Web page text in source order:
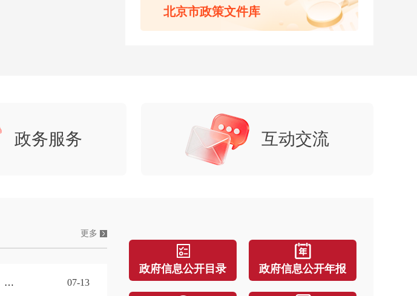
展示为中国企业“走出去”提供支撑的专业力量 服贸会首设出海服务推
上半年483家特色首店密集落地 520余场首发首秀首展首演轮番上演 首
北京市政策文件库
政务服务 互动交流
更多
07-13 北京市门头沟区人民政府关于印发《京白梨地理标志产品保护管理办法
政府信息公开目录 政府信息公开年报